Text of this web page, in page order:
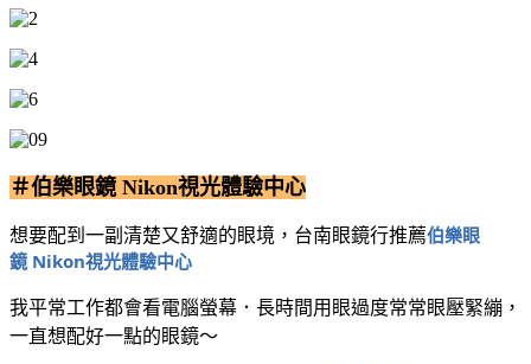
＃伯樂眼鏡 Nikon視光體驗中心
想要配到一副清楚又舒適的眼境，台南眼鏡行推薦伯樂眼
鏡 Nikon視光體驗中心
我平常工作都會看電腦螢幕．長時間用眼過度常常眼壓緊繃，
一直想配好一點的眼鏡～